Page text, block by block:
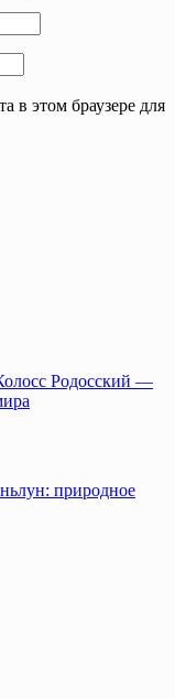
в этом браузере для
Родосский —
природное